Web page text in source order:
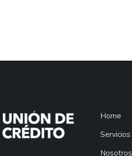
Home
Servicios
Nosotros